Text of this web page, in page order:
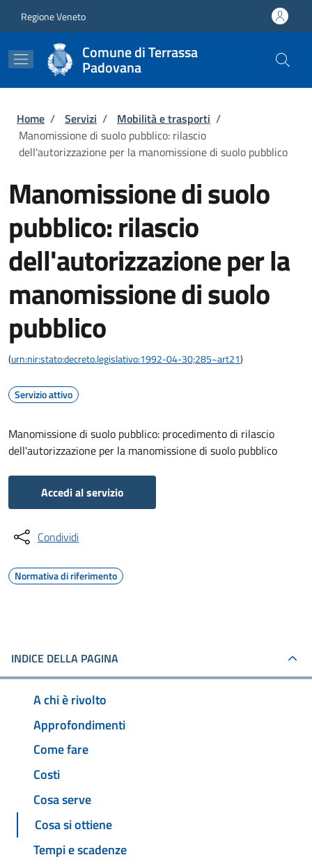
Regione Veneto
Comune di Terrassa
Padovana
Briciole di pane
Home / Servizi / Mobilità e trasporti /
Manomissione di suolo pubblico: rilascio
dell'autorizzazione per la manomissione di suolo pubblico
Manomissione di suolo
pubblico: rilascio
dell'autorizzazione per la
manomissione di suolo
pubblico
(urn:nir:stato:decreto.legislativo:1992-04-30;285~art21)
Servizio attivo
Manomissione di suolo pubblico: procedimento di rilascio
dell'autorizzazione per la manomissione di suolo pubblico
Accedi al servizio
Condividi
Normativa di riferimento
INDICE DELLA PAGINA
A chi è rivolto
Approfondimenti
Come fare
Costi
Cosa serve
Cosa si ottiene
Tempi e scadenze